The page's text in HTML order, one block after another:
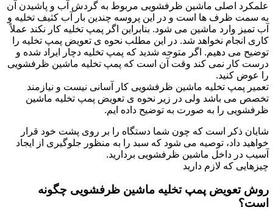
علمکرد اصلی ماشین ظرفشویی مربوط به گردش آب و پاشیدن آن
به سمت ظرف ها است و در این پروسه چندین بار آب کثیف تخلیه و
آب تمیز وارد ماشین می شود. بنابراین اگر پمپ تخلیه کار نکند عملاً
کاری انجام نخواهد شد. در این مطلب نحوه ی تعویض پمپ تخلیه را
توضیح می دهیم. اگر متوجه شدید که پمپ تخلیه دچار ایراد شده و
درست کار نمی کند وقت آن است که پمپ تخلیه ماشین ظرفشویی
را عوض کنید.
تعمیر پمپ تخلیه ماشین ظرفشویی کار آسانی نیست و نیازمند
تخصص می باشد ولی در زیر نحوه ی تعویض پمپ تخلیه ماشین
ظرفشویی را به صورت به توضیح داده ایم.
شایان ذکر است که چون شما دستگاه را بر روی پشت خود قرار
خواهید داد، توصیه می شود که سبد را به منظور جلوگیری از ایجاد
آسیب در داخل ماشین ظرفشویی بردارید.
چیزهایی که لازم دارید
روش تعویض پمپ تخلیه ماشین ظرفشویی چگونه
است؟